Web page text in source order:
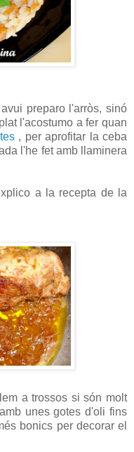
preparo l'arròs, sinó
l'acostumo a fer quan
, per aprofitar la ceba
l'he fet amb llaminera
a la recepta de la
a trossos si són molt
unes gotes d'oli fins
bonics per decorar el